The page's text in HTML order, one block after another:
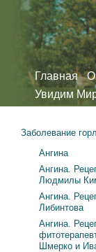
Главная
Увидим
Заболевание
Ангина
Ангина.
Людмилы
Ангина.
Либинтова
Ангина.
Шмерко и